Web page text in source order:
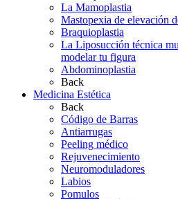
La Mamoplastia
Mastopexia de elevación
Braquioplastia
La Liposucción técnica
modelar tu figura
Abdominoplastia
Back
Medicina Estética
Back
Código de Barras
Antiarrugas
Peeling médico
Rejuvenecimiento
Neuromoduladores
Labios
Pomulos